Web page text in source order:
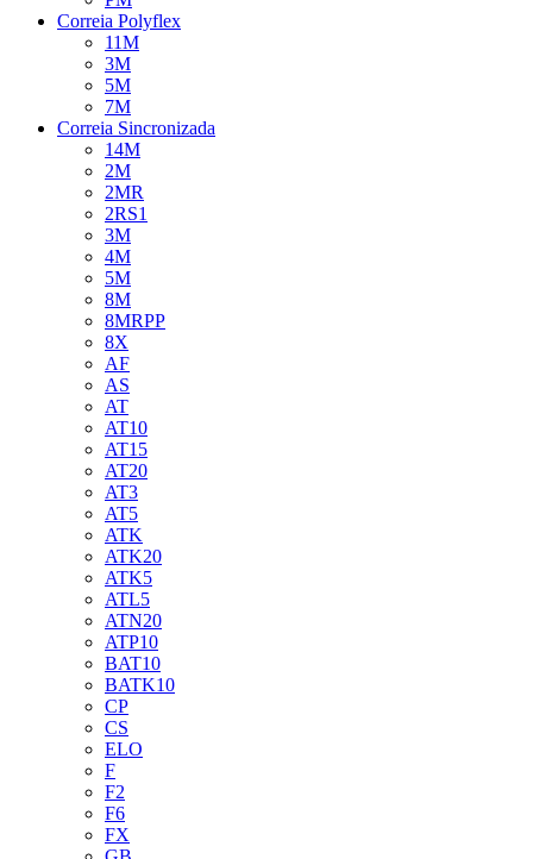
Correia Polyflex
11M
3M
5M
7M
Correia Sincronizada
14M
2M
2MR
2RS1
3M
4M
5M
8M
8MRPP
8X
AF
AS
AT
AT10
AT15
AT20
AT3
AT5
ATK
ATK20
ATK5
ATL5
ATN20
ATP10
BAT10
BATK10
CP
CS
ELO
F
F2
F6
FX